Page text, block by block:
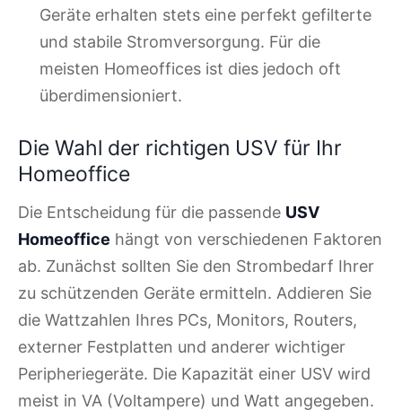
Geräte erhalten stets eine perfekt gefilterte
und stabile Stromversorgung. Für die
meisten Homeoffices ist dies jedoch oft
überdimensioniert.
Die Wahl der richtigen USV für Ihr
Homeoffice
Die Entscheidung für die passende USV
Homeoffice hängt von verschiedenen Faktoren
ab. Zunächst sollten Sie den Strombedarf Ihrer
zu schützenden Geräte ermitteln. Addieren Sie
die Wattzahlen Ihres PCs, Monitors, Routers,
externer Festplatten und anderer wichtiger
Peripheriegeräte. Die Kapazität einer USV wird
meist in VA (Voltampere) und Watt angegeben.